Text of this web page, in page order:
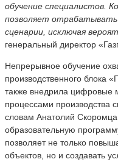
обучение специалистов.
позволяет отрабатывать
сценарии, исключая
генеральный директор
Непрерывное обучение
производственного блока
также внедрила цифровые
процессами производства
словам Анатолий
образовательную
позволяет не только
объектов, но и создавать